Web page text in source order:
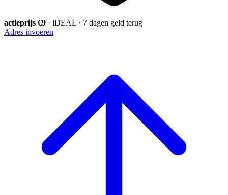
actieprijs €9 · iDEAL · 7 dagen geld terug
Adres invoeren